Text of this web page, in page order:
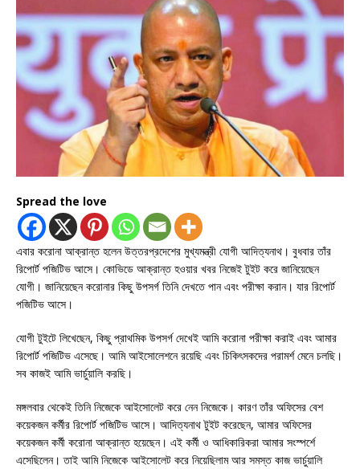
Spread the love
এবার করোনা আক্রান্ত হলেন উত্তরপ্রদেশের মুখ্যমন্ত্রী যোগী আদিত্যনাথ। বুধবার তাঁর
রিপোর্ট পজিটিভ আসে। কোভিডে আক্রান্ত হওয়ার খবর নিজেই টুইট করে জানিয়েছেন
যোগী। জানিয়েছেন করোনার কিছু উপসর্গ তিনি দেখতে পান এবং পরীক্ষা করান। যার রিপোর্ট
পজিটিভ আসে।
যোগী টুইটে লিখেছেন, কিছু প্রাথমিক উপসর্গ দেখেই আমি করোনা পরীক্ষা করাই এবং আমার
রিপোর্ট পজিটিভ এসেছে। আমি আইসোলেশনে রয়েছি এবং চিকিৎসকদের পরামর্শ মেনে চলছি।
সব কাজই আমি ভার্চুয়ালি করছি।
মঙ্গলবার থেকেই তিনি নিজেকে আইসোলেট করে নেন নিজেকে। কারণ তাঁর অফিসের বেশ
কয়েকজন কর্মীর রিপোর্ট পজিটিভ আসে। আদিত্যনাথ টুইট করেছেন, আমার অফিসের
কয়েকজন কর্মী করোনা আক্রান্ত হয়েছেন। এই কর্মী ও আধিকারিকরা আমার সংস্পর্শে
এসেছিলেন। তাই আমি নিজেকে আইসোলেট করে নিয়েছিলাম আর সমস্ত কাজ ভার্চুয়ালি